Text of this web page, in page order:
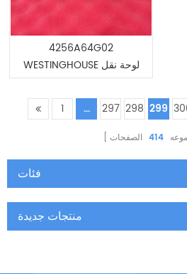
4256A64G02
WESTINGHOUSE لوحة نقل
المدخلات المحلية
1
... 297 298 299
414 الصفحات
فئات
منتجات جديدة